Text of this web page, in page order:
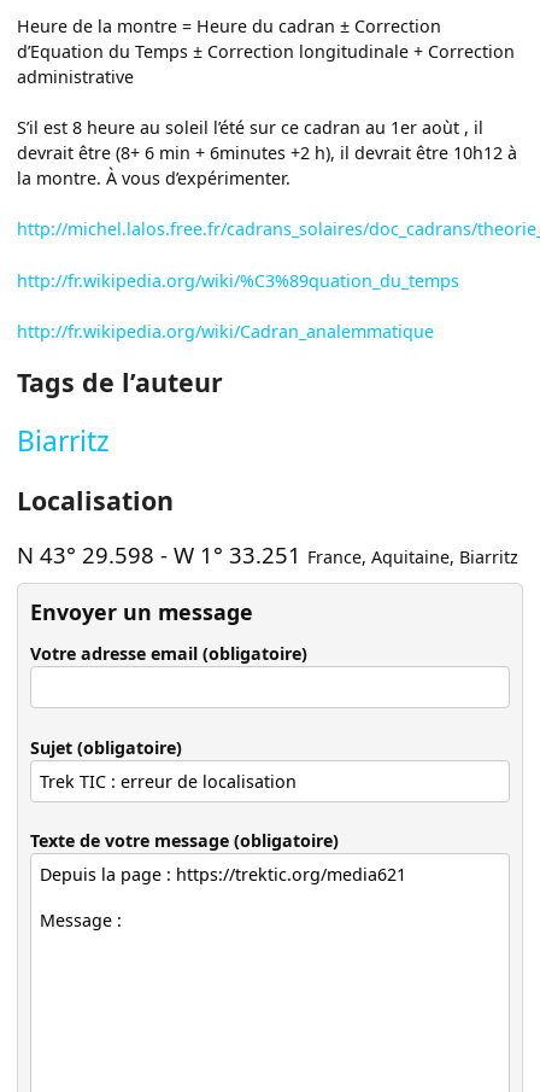
Heure de la montre = Heure du cadran ± Correction
d’Equation du Temps ± Correction longitudinale + Correction
administrative
S’il est 8 heure au soleil l’été sur ce cadran au 1er aoùt , il
devrait être (8+ 6 min + 6minutes +2 h), il devrait être 10h12 à
la montre. À vous d’expérimenter.
http://michel.lalos.free.fr/cadrans_solaires/doc_cadrans/
http://fr.wikipedia.org/wiki/%C3%89quation_du_temps
http://fr.wikipedia.org/wiki/Cadran_analemmatique
Tags de l’auteur
Biarritz
Localisation
N 43° 29.598 -W 1° 33.251 France,Aquitaine, Biarritz
Envoyer un message
Votre adresse email (obligatoire)
Sujet (obligatoire)
Texte de votre message (obligatoire)